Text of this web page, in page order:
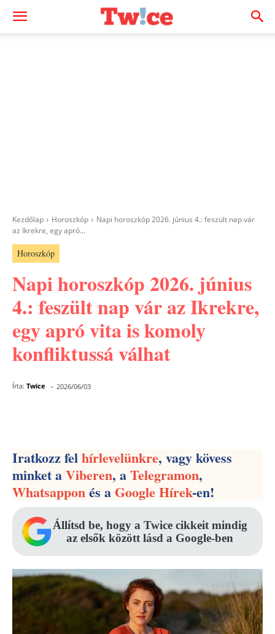
Kezdőlap Horoszkóp
Napi horoszkóp 2026. június 4.: feszült nap vár
az Ikrekre, egy apró...
Horoszkóp
Napi horoszkóp 2026. június
4.: feszült nap vár az Ikrekre,
egy apró vita is komoly
konfliktussá válhat
Írta: Twice - 2026/06/03
Iratkozz felhírlevelünkre, vagy kövess
minket aViberen, aTelegramon,
Whatsapponés aGoogle Hírek-en!
Állítsd be, hogy a Twice cikkeit mindig
az elsők között lásd a Google-ben